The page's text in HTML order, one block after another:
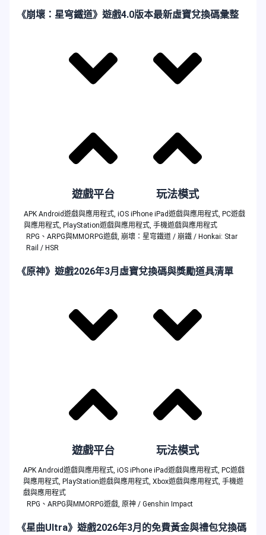
《崩壞：星穹鐵道》遊戲4.0版本最新虛寶兌換碼彙整
遊戲平台 玩法模式
APK Android遊戲與應用程式, iOS iPhone iPad遊戲與應用程式, PC遊戲
與應用程式, PlayStation遊戲與應用程式, 手機遊戲與應用程式
RPG、ARPG與MMORPG遊戲, 崩壞：星穹鐵道 / 崩鐵 / Honkai: Star
Rail / HSR
《原神》遊戲2026年3月虛寶兌換碼與獎勵道具清單
遊戲平台 玩法模式
APK Android遊戲與應用程式, iOS iPhone iPad遊戲與應用程式, PC遊戲
與應用程式, PlayStation遊戲與應用程式, Xbox遊戲與應用程式, 手機遊
戲與應用程式
RPG、ARPG與MMORPG遊戲, 原神 / Genshin Impact
《星曲Ultra》遊戲2026年3月的免費黃金與禮包兌換碼